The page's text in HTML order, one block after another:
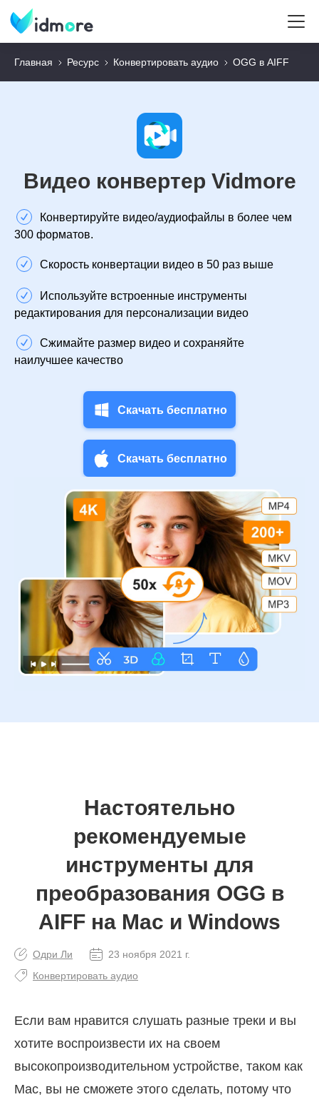
Главная Ресурс Конвертировать аудио OGG в AIFF
Видео конвертер Vidmore
Конвертируйте видео/аудиофайлы в более чем
300 форматов.
Скорость конвертации видео в 50 раз выше
Используйте встроенные инструменты
редактирования для персонализации видео
Сжимайте размер видео и сохраняйте
наилучшее качество
Скачать бесплатно
Скачать бесплатно
Настоятельно
рекомендуемые
инструменты для
преобразования OGG в
AIFF на Mac и Windows
Одри Ли
23 ноября 2021 г.
Конвертировать аудио
Если вам нравится слушать разные треки и вы
хотите воспроизвести их на своем
высокопроизводительном устройстве, таком как
Mac, вы не сможете этого сделать, потому что